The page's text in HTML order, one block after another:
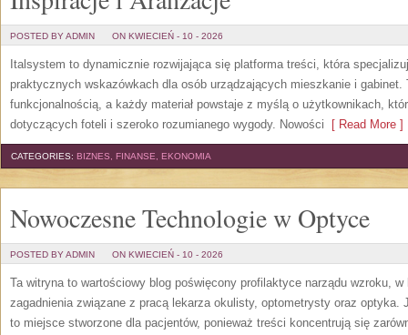
POSTED BY ADMIN ON KWIECIEŃ - 10 - 2026
Italsystem to dynamicznie rozwijająca się platforma treści, która
praktycznych wskazówkach dla osób urządzających mieszkanie i gabinet.
funkcjonalnością, a każdy materiał powstaje z myślą o użytkownikach,
dotyczących foteli i szeroko rozumianego wygody. Nowości [ Read More ]
CATEGORIES: BIZNES, FINANSE, EKONOMIA
Nowoczesne Technologie w Optyce
POSTED BY ADMIN ON KWIECIEŃ - 10 - 2026
Ta witryna to wartościowy blog poświęcony profilaktyce narządu wzroku,
zagadnienia związane z pracą lekarza okulisty, optometrysty oraz
to miejsce stworzone dla pacjentów, ponieważ treści koncentrują się